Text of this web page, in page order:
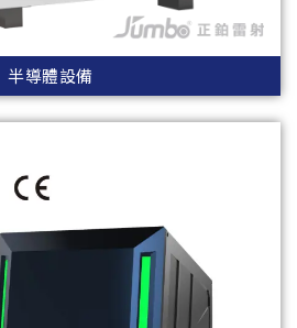
半導體設備